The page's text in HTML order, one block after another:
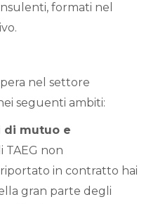
formati nel
nel settore
seguenti ambiti:
di mutuo e
TAEG non
in contratto hai
gran parte degli